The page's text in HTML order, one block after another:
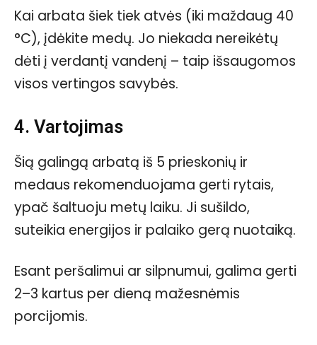
Kai arbata šiek tiek atvės (iki maždaug 40
°C), įdėkite medų. Jo niekada nereikėtų
dėti į verdantį vandenį – taip išsaugomos
visos vertingos savybės.
4. Vartojimas
Šią galingą arbatą iš 5 prieskonių ir
medaus rekomenduojama gerti rytais,
ypač šaltuoju metų laiku. Ji sušildo,
suteikia energijos ir palaiko gerą nuotaiką.
Esant peršalimui ar silpnumui, galima gerti
2–3 kartus per dieną mažesnėmis
porcijomis.